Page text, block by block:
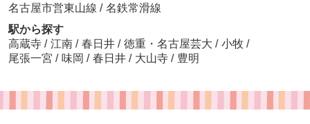
名古屋市営東山線 / 名鉄常滑線
駅から探す
高蔵寺 / 江南 / 春日井 / 徳重・名古屋芸大 / 小牧 /
尾張一宮 / 味岡 / 春日井 / 大山寺 / 豊明